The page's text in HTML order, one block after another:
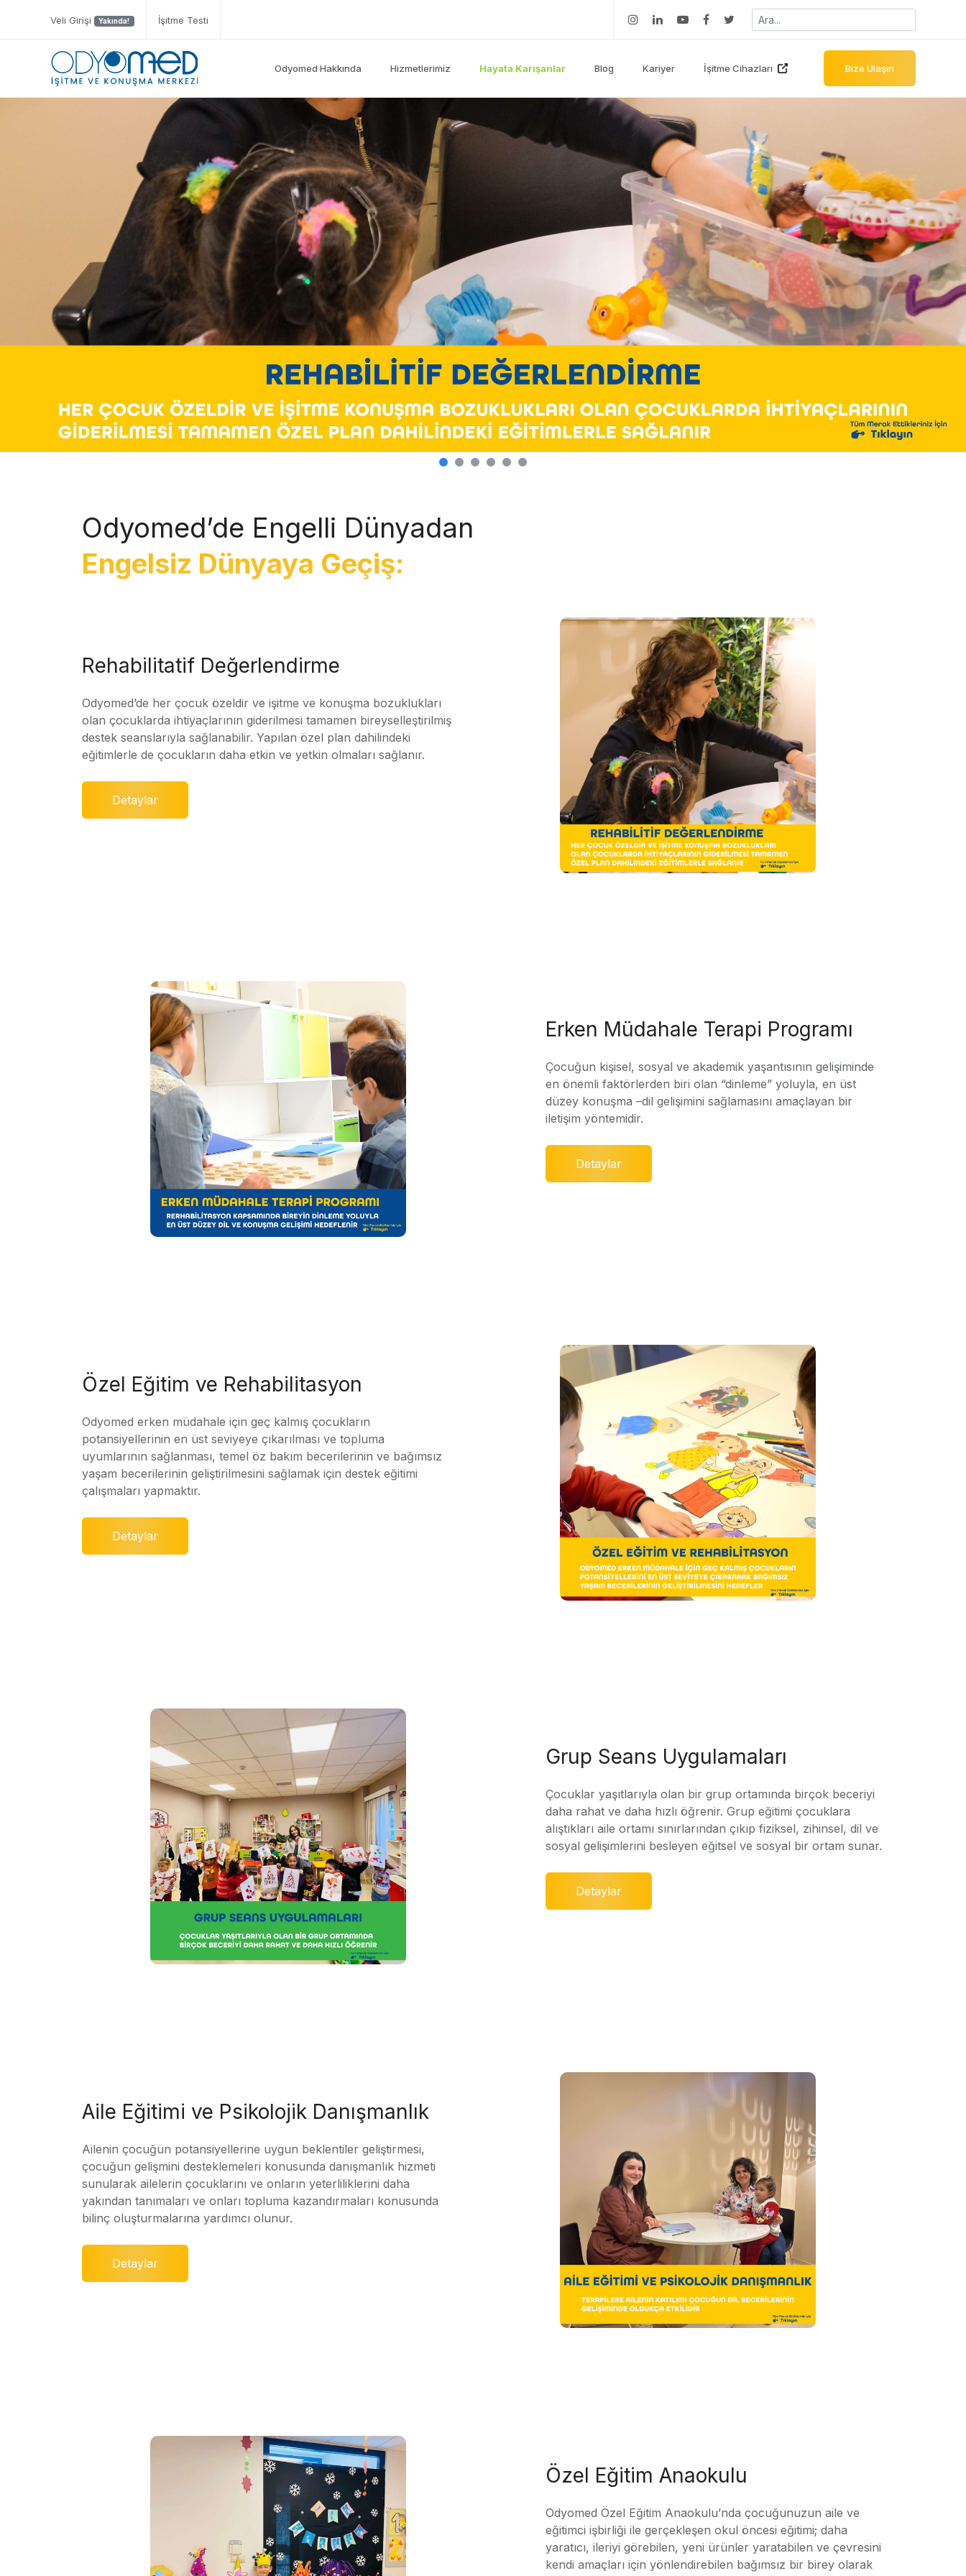
Veli Girişi Yakında! İşitme Testi
Odyomed Hakkında Hizmetlerimiz Hayata Karışanlar Blog Kariyer İşitme Cihazları Bize Ulaşın
Odyomed’de Engelli Dünyadan
Engelsiz Dünyaya Geçiş:
Rehabilitatif Değerlendirme
Odyomed’de her çocuk özeldir ve işitme ve konuşma bozuklukları
olan çocuklarda ihtiyaçlarının giderilmesi tamamen bireyselleştirilmiş
destek seanslarıyla sağlanabilir. Yapılan özel plan dahilindeki
eğitimlerle de çocukların daha etkin ve yetkin olmaları sağlanır.
Detaylar
Erken Müdahale Terapi Programı
Çocuğun kişisel, sosyal ve akademik yaşantısının gelişiminde
en önemli faktörlerden biri olan “dinleme” yoluyla, en üst
düzey konuşma –dil gelişimini sağlamasını amaçlayan bir
iletişim yöntemidir.
Detaylar
Özel Eğitim ve Rehabilitasyon
Odyomed erken müdahale için geç kalmış çocukların
potansiyellerinin en üst seviyeye çıkarılması ve topluma
uyumlarının sağlanması, temel öz bakım becerilerinin ve bağımsız
yaşam becerilerinin geliştirilmesini sağlamak için destek eğitimi
çalışmaları yapmaktır.
Detaylar
Grup Seans Uygulamaları
Çocuklar yaşıtlarıyla olan bir grup ortamında birçok beceriyi
daha rahat ve daha hızlı öğrenir. Grup eğitimi çocuklara
alıştıkları aile ortamı sınırlarından çıkıp fiziksel, zihinsel, dil ve
sosyal gelişimlerini besleyen eğitsel ve sosyal bir ortam sunar.
Detaylar
Aile Eğitimi ve Psikolojik Danışmanlık
Ailenin çocuğun potansiyellerine uygun beklentiler geliştirmesi,
çocuğun gelişmini desteklemeleri konusunda danışmanlık hizmeti
sunularak ailelerin çocuklarını ve onların yeterliliklerini daha
yakından tanımaları ve onları topluma kazandırmaları konusunda
bilinç oluşturmalarına yardımcı olunur.
Detaylar
Özel Eğitim Anaokulu
Odyomed Özel Eğitim Anaokulu’nda çocuğunuzun aile ve
eğitimci işbirliği ile gerçekleşen okul öncesi eğitimi; daha
yaratıcı, ileriyi görebilen, yeni ürünler yaratabilen ve çevresini
kendi amaçları için yönlendirebilen bağımsız bir birey olarak